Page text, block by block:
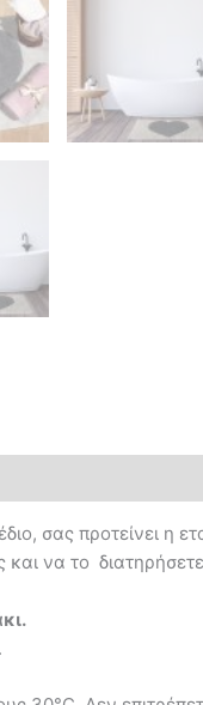
σας προτείνει η
να το